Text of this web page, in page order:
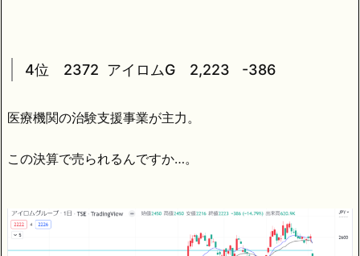
4位 2372 アイロムG 2,223 -386
医療機関の治験支援事業が主力。
この決算で売られるんですか…。